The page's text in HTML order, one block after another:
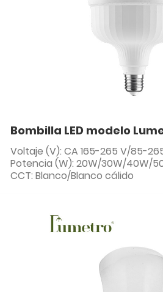
Bombilla LED modelo
Voltaje (V): CA 165-265 V/85-
Potencia (W): 20W/30W/40W/
CCT: Blanco/Blanco cálido